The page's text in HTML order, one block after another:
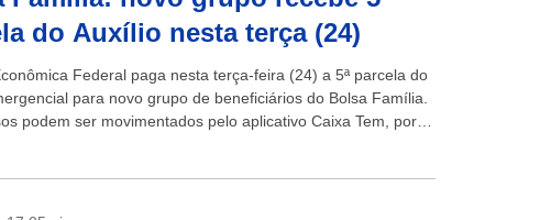
do Auxílio nesta terça (24)
Federal paga nesta terça-feira (24) a 5ª parcela do
para novo grupo de beneficiários do Bolsa Família.
podem ser movimentados pelo aplicativo Caixa Tem, por